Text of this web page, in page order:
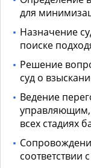
для
Назначение
поиске
Решение
суд о
Ведение
управляющим,
всех стадиях